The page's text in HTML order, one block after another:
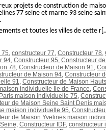
projets de construction de
77 seine et marne 93 seine
et toutes les villes de cette
75, constructeur 77, Constructeur 78,
94, Constructeur 95, Constructeur
78, Constructeur de Maison 91,
de Maison 94, Constructeur
91, Constructeur de Maison
individuelle Ile de France,
maison individuelle 75,
de Maison Seine Saint Denis
maison individuelle 95,
de Maison Yvelines maison
, Constructeur IDF, constructeur